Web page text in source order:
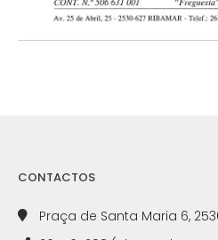
CONTACTOS
Praça de Santa Maria 6,